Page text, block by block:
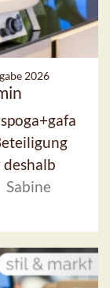
2026
Sabine